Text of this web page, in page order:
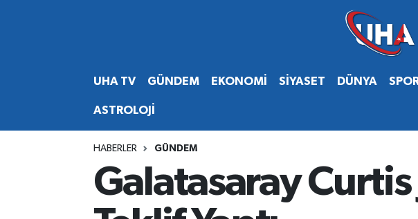
UHA TV GÜNDEM EKONOMİ SİYASET DÜNYA
ASTROLOJİ
HABERLER GÜNDEM
Galatasaray
Hava Durumu
Süper Lig Puan Durumu ve Fikstür